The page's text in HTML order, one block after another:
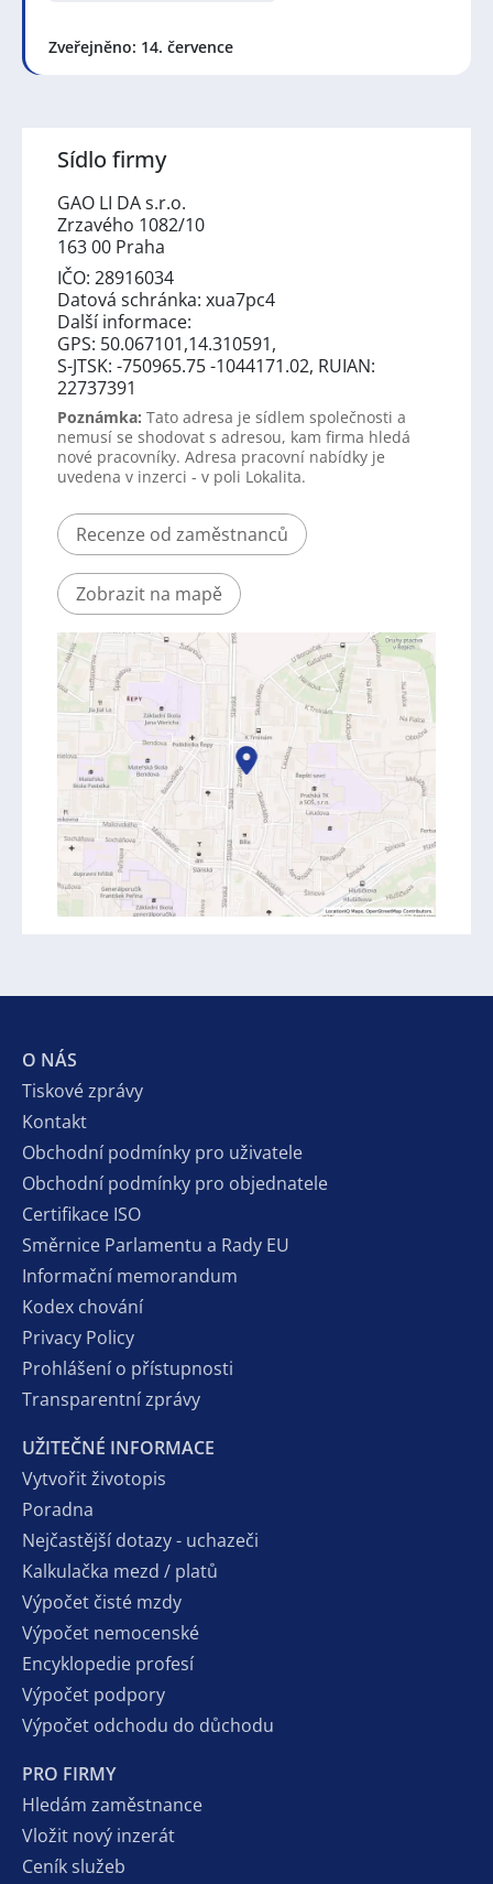
Zveřejněno: 14. července
Sídlo firmy
GAO LI DA s.r.o.
Zrzavého 1082/10
163 00 Praha
IČO: 28916034
Datová schránka: xua7pc4
Další informace:
GPS: 50.067101,14.310591,
S-JTSK: -750965.75 -1044171.02, RUIAN:
22737391
Poznámka: Tato adresa je sídlem společnosti a
nemusí se shodovat s adresou, kam firma hledá
nové pracovníky. Adresa pracovní nabídky je
uvedena v inzerci - v poli Lokalita.
Recenze od zaměstnanců
Zobrazit na mapě
O NÁS
Tiskové zprávy
Kontakt
Obchodní podmínky pro uživatele
Obchodní podmínky pro objednatele
Certifikace ISO
Směrnice Parlamentu a Rady EU
Informační memorandum
Kodex chování
Privacy Policy
Prohlášení o přístupnosti
Transparentní zprávy
UŽITEČNÉ INFORMACE
Vytvořit životopis
Poradna
Nejčastější dotazy - uchazeči
Kalkulačka mezd / platů
Výpočet čisté mzdy
Výpočet nemocenské
Encyklopedie profesí
Výpočet podpory
Výpočet odchodu do důchodu
PRO FIRMY
Hledám zaměstnance
Vložit nový inzerát
Ceník služeb